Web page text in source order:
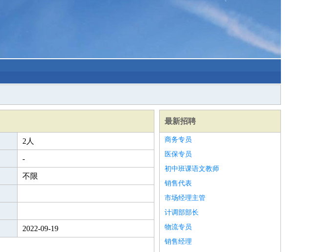
2人
-
不限
2022-09-19
最新招聘
商务专员
医保专员
初中班课语文教师
销售代表
市场经理主管
计调部部长
物流专员
销售经理